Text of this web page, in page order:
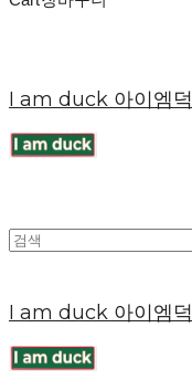
I am duck 아이엠덕
I am duck 아이엠덕